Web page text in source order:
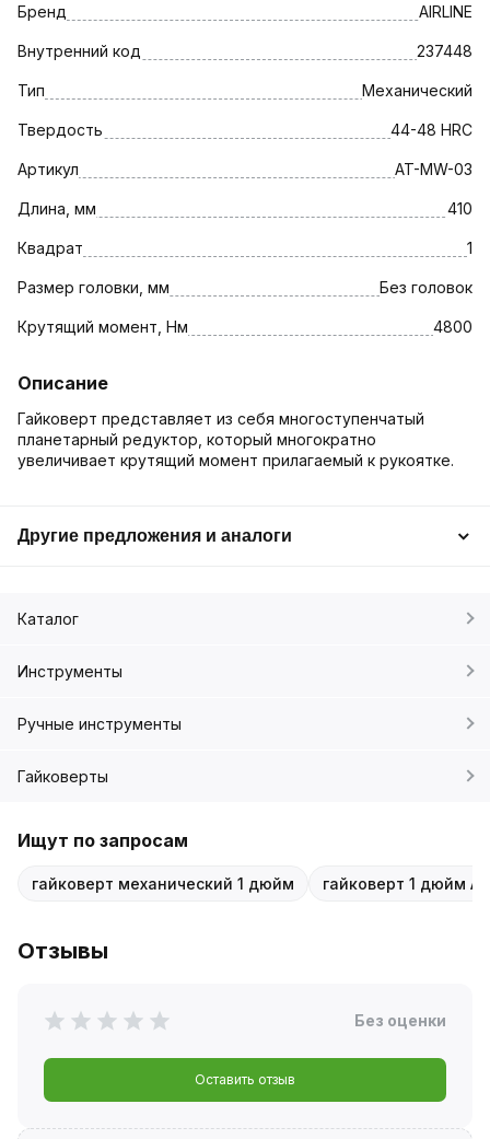
Бренд AIRLINE
Внутренний код 237448
Тип Механический
Твердость 44-48 HRC
Артикул AT-MW-03
Длина, мм 410
Квадрат 1
Размер головки, мм Без головок
Крутящий момент, Нм 4800
Описание
Гайковерт представляет из себя многоступенчатый
планетарный редуктор, который многократно
увеличивает крутящий момент прилагаемый к рукоятке.
Другие предложения и аналоги
Каталог
Инструменты
Ручные инструменты
Гайковерты
Ищут по запросам
гайковерт механический 1 дюйм гайковерт 1 дюйм
Отзывы
Без оценки
Оставить отзыв